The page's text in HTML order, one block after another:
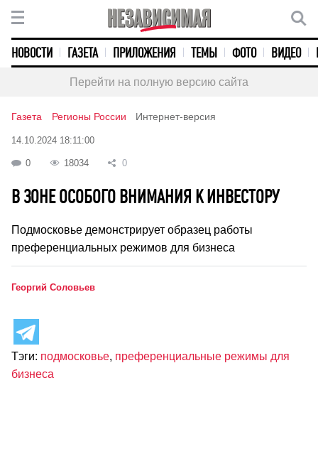
НОВОСТИ ГАЗЕТА ПРИЛОЖЕНИЯ ТЕМЫ ФОТО ВИДЕО
Перейти на полную версию сайта
Газета Регионы России Интернет-версия
14.10.2024 18:11:00
0 18034 0
В ЗОНЕ ОСОБОГО ВНИМАНИЯ К ИНВЕСТОРУ
Подмосковье демонстрирует образец работы
преференциальных режимов для бизнеса
Георгий Соловьев
Тэги: подмосковье, преференциальные режимы для
бизнеса